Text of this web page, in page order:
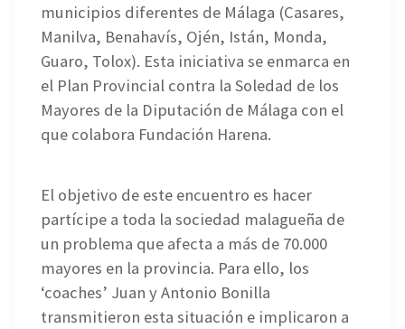
municipios diferentes de Málaga (Casares,
Manilva, Benahavís, Ojén, Istán, Monda,
Guaro, Tolox). Esta iniciativa se enmarca en
el Plan Provincial contra la Soledad de los
Mayores de la Diputación de Málaga con el
que colabora Fundación Harena.
El objetivo de este encuentro es hacer
partícipe a toda la sociedad malagueña de
un problema que afecta a más de 70.000
mayores en la provincia. Para ello, los
‘coaches’ Juan y Antonio Bonilla
transmitieron esta situación e implicaron a